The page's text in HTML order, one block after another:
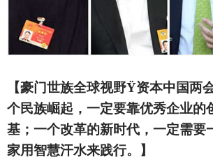
【豪门世族全球视野Ÿ资本中国两
个民族崛起，一定要靠优秀企业的
基；一个改革的新时代，一定需要
家用智慧汗水来践行。】